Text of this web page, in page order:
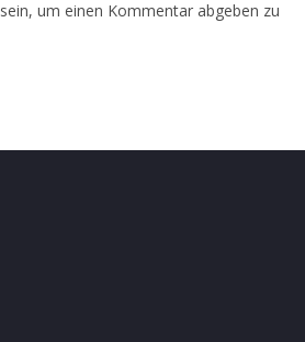
sein, um einen Kommentar abgeben zu